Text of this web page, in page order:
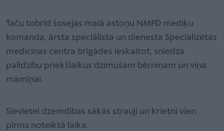
Taču tobrīd šosejas malā astoņu NMPD mediķu
komanda, ārsta speciālista un dienesta Specializētās
medicīnas centra brigādes ieskaitot, sniedza
palīdzību priekšlaikus dzimušam bērniņam un viņa
māmiņai.
Sievietei dzemdības sākās strauji un krietni vien
pirms noteiktā laika.